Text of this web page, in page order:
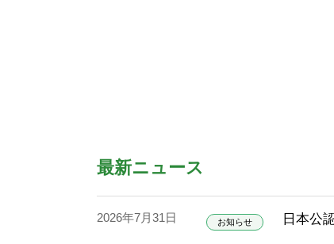
最新ニュース
2026年7月31日 お知らせ 日本公